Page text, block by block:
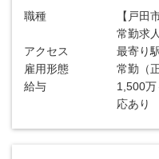
職種
【戸田
常勤求
アクセス
最寄り
雇用形態
常勤（
給与
1,500
応あり